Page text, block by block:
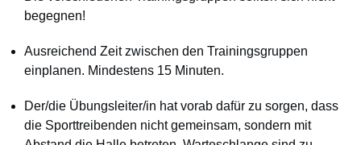
begegnen!
Ausreichend Zeit zwischen den Trainingsgruppen
einplanen. Mindestens 15 Minuten.
Der/die Übungsleiter/in hat vorab dafür zu sorgen, dass
die Sporttreibenden nicht gemeinsam, sondern mit